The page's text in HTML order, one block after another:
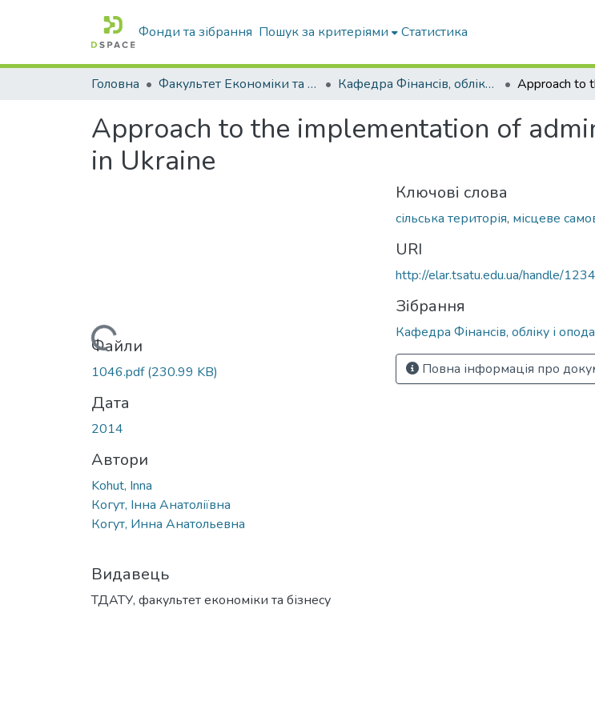
Фонди та зібрання Пошук за критеріями Статистика
Головна Факультет Економіки та бізнесу Кафедра Фінансів, обліку і оподаткування
Approach to the implementation of
in Ukraine
Вантажиться...
Файли
1046.pdf(230.99 KB)
Дата
2014
Автори
Kohut, Inna
Когут, Інна Анатоліївна
Когут, Инна Анатольевна
Видавець
ТДАТУ, факультет економіки та бізнесу
Ключові слова
сільська територія, місцеве
URI
http://elar.tsatu.edu.ua/handle/
Зібрання
Кафедра Фінансів, обліку і
Повна інформація про